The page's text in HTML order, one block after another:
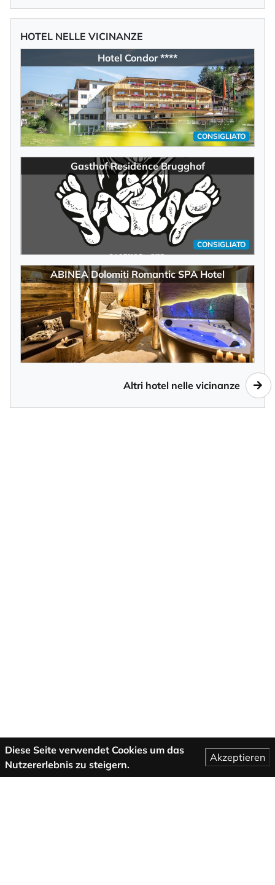
HOTEL NELLE VICINANZE
Hotel Condor ****
CONSIGLIATO
Gasthof Residence Brugghof
CONSIGLIATO
ABINEA Dolomiti Romantic SPA Hotel
Altri hotel nelle vicinanze
Diese Seite verwendet Cookies um das
Nutzererlebnis zu steigern.
Akzeptieren